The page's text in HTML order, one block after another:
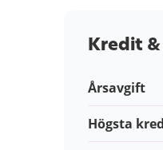
Kredit
Årsavgift
Högsta